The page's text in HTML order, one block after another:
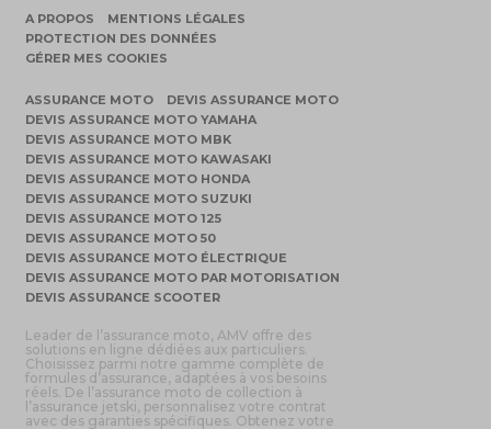
A PROPOS
MENTIONS LÉGALES
PROTECTION DES DONNÉES
GÉRER MES COOKIES
ASSURANCE MOTO
DEVIS ASSURANCE MOTO
DEVIS ASSURANCE MOTO YAMAHA
DEVIS ASSURANCE MOTO MBK
DEVIS ASSURANCE MOTO KAWASAKI
DEVIS ASSURANCE MOTO HONDA
DEVIS ASSURANCE MOTO SUZUKI
DEVIS ASSURANCE MOTO 125
DEVIS ASSURANCE MOTO 50
DEVIS ASSURANCE MOTO ÉLECTRIQUE
DEVIS ASSURANCE MOTO PAR MOTORISATION
DEVIS ASSURANCE SCOOTER
Leader de l’assurance moto, AMV offre des
solutions en ligne dédiées aux particuliers.
Choisissez parmi notre gamme complète de
formules d’assurance, adaptées à vos besoins
réels. De l’assurance moto de collection à
l’assurance jetski, personnalisez votre contrat
avec des garanties spécifiques. Obtenez votre